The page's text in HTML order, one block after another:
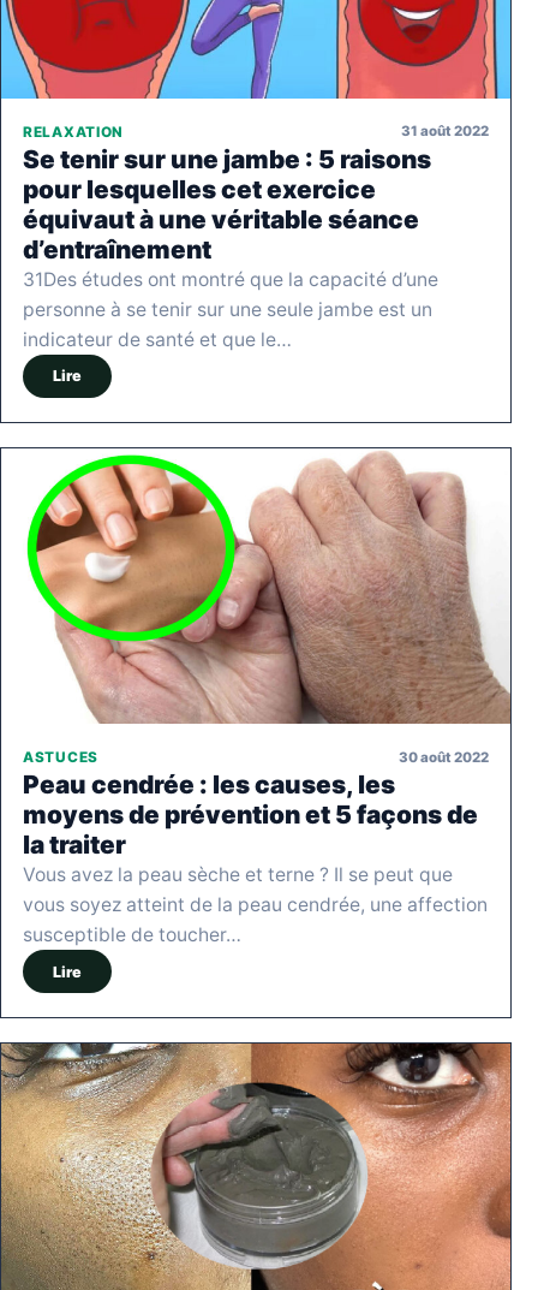
RELAXATION 31 août 2022
Se tenir sur une jambe : 5 raisons
pour lesquelles cet exercice
équivaut à une véritable séance
d’entraînement
31Des études ont montré que la capacité d’une
personne à se tenir sur une seule jambe est un
indicateur de santé et que le…
Lire
ASTUCES 30 août 2022
Peau cendrée : les causes, les
moyens de prévention et 5 façons de
la traiter
Vous avez la peau sèche et terne ? Il se peut que
vous soyez atteint de la peau cendrée, une affection
susceptible de toucher…
Lire